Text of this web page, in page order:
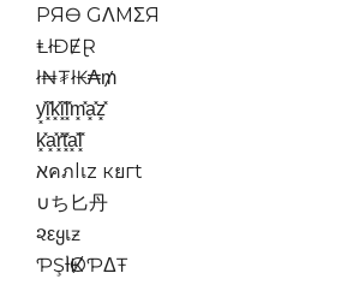
PЯӨ GΛMΣЯ
ⱠłĐɆⱤ
ł₦₮ł₭₳₥
y͓̽i͓̽k͓̽i͓̽l͓̽m͓̽a͓̽z͓̽
k͓̽a͓̽r͓̽t͓̽a͓̽l͓̽
אคภlเz кยгt
∪ち匕丹
૨εყเƶ
ƤŞƗ̇ҜØƤΔŦ